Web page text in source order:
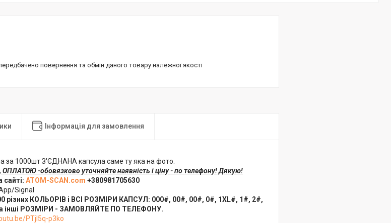
повернення та обмін даного товару належної якості
Інформація для замовлення
за 1000шт З'ЄДНАНА капсула саме ту яка на фото.
-обовязково уточняйте наявність і ціну - по телефону! Дякую!
сайті: ATOM-SCAN.com +380981705630
Signal
різних КОЛЬОРІВ і ВСІ РОЗМІРИ КАПСУЛ: 000#, 00#, 00#, 0#, 1XL#, 1#, 2#,
інші РОЗМІРИ - ЗАМОВЛЯЙТЕ ПО ТЕЛЕФОНУ.
PTjI5q-p3ko